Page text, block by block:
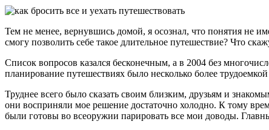
Тем не менее, вернувшись домой, я осознал, что понятия не
смогу позволить себе такое длительное путешествие? Что
Список вопросов казался бесконечным, а в 2004 без
планирование путешествиях было несколько более
Труднее всего было сказать своим близким, друзьям и
они восприняли мое решение достаточно холодно. К тому
были готовы во всеоружии парировать все мои доводы.